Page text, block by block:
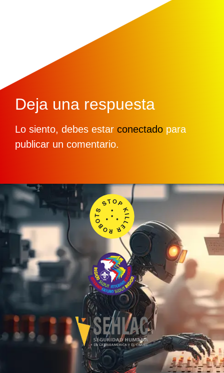
Deja una respuesta
Lo siento, debes estar conectado para
publicar un comentario.